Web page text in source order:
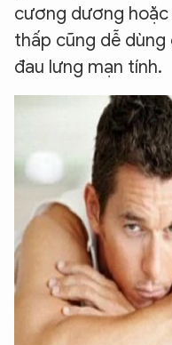
cương dương
thấp cũng dễ
đau lưng mạn tính.